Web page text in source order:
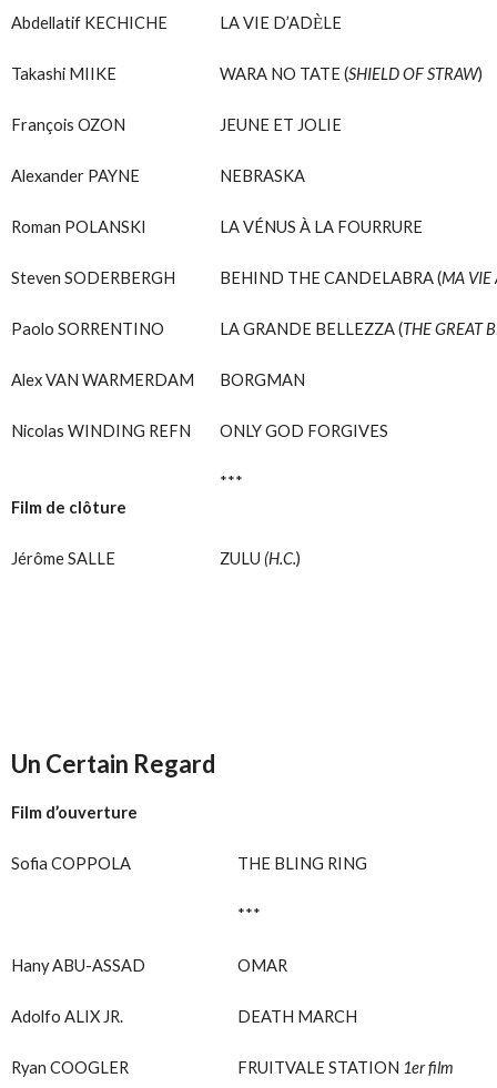
Abdellatif KECHICHE LA VIE D’ADЀLE
Takashi MIIKE WARA NO TATE (SHIELD OF STRAW)
François OZON JEUNE ET JOLIE
Alexander PAYNE NEBRASKA
Roman POLANSKI LA VÉNUS À LA FOURRURE
Steven SODERBERGH BEHIND THE CANDELABRA (MA VIE
Paolo SORRENTINO LA GRANDE BELLEZZA (THE GREAT
Alex VAN WARMERDAM BORGMAN
Nicolas WINDING REFN ONLY GOD FORGIVES
***
Film de clôture
Jérôme SALLE ZULU (H.C.)
Un Certain Regard
Film d’ouverture
Sofia COPPOLA THE BLING RING
***
Hany ABU-ASSAD OMAR
Adolfo ALIX JR. DEATH MARCH
Ryan COOGLER FRUITVALE STATION 1er film